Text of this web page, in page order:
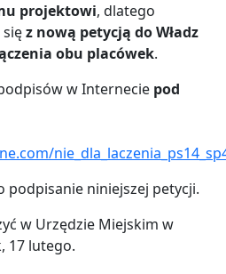
projektowi, dlatego
z nową petycją do Władz
obu placówek.
w Internecie pod
podpisanie niniejszej petycji.
w Urzędzie Miejskim w
17 lutego.